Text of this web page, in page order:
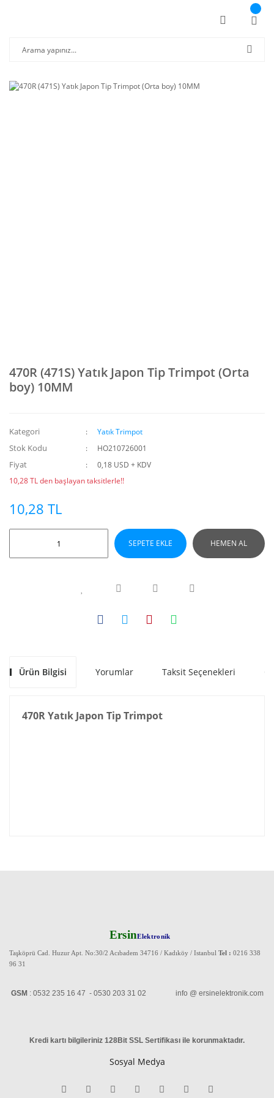
470R (471S) Yatık Japon Tip Trimpot (Orta
boy) 10MM
Kategori Yatık Trimpot
Stok Kodu HO210726001
Fiyat
0,18 USD + KDV
10,28 TL den başlayan taksitlerle!!
10,28 TL
SEPETE EKLE HEMEN AL
Ürün Bilgisi Yorumlar Taksit Seçenekleri
470R Yatık Japon Tip Trimpot
ErsinElektronik
Taşköprü Cad. Huzur Apt. No:30/2 Acıbadem 34716 / Kadıköy / Istanbul Tel : 0216 338
96 31
GSM : 0532 235 16 47 - 0530 203 31 02 info @ ersinelektronik.com
Kredi kartı bilgileriniz 128Bit SSL Sertifikası ile korunmaktadır.
Sosyal Medya